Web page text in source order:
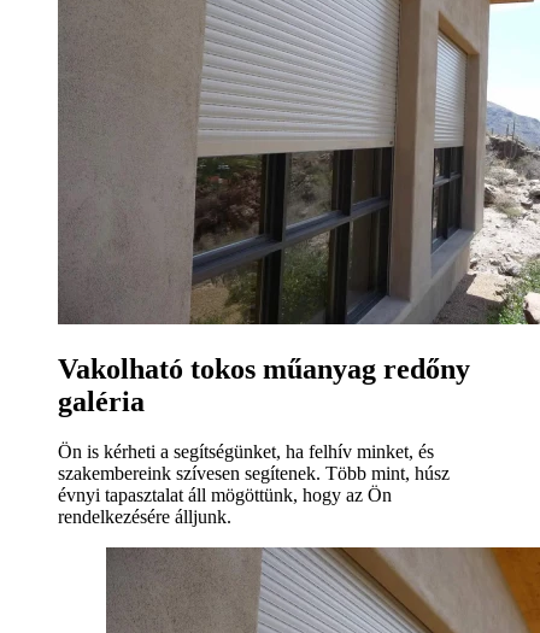
Vakolható tokos műanyag redőny
galéria
Ön is kérheti a segítségünket, ha felhív minket, és
szakembereink szívesen segítenek. Több mint, húsz
évnyi tapasztalat áll mögöttünk, hogy az Ön
rendelkezésére álljunk.